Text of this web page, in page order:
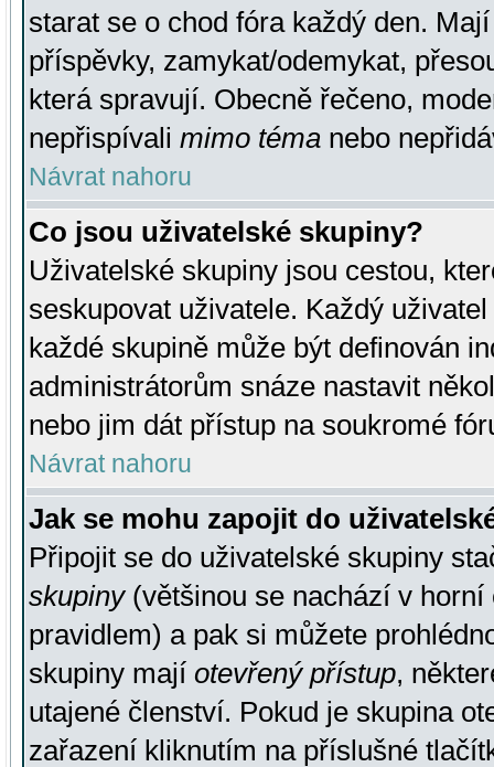
starat se o chod fóra každý den.
příspěvky, zamykat/odemykat,
která spravují. Obecně řečeno,
nepřispívali mimo téma nebo
Návrat nahoru
Co jsou uživatelské skupiny?
Uživatelské skupiny jsou cestou,
seskupovat uživatele. Každý
každé skupině může být definován
administrátorům snáze nastavit
nebo jim dát přístup na soukromé
Návrat nahoru
Jak se mohu zapojit do
Připojit se do uživatelské skupiny
skupiny(většinou se nachází v horní
pravidlem) a pak si můžete
skupiny mají otevřený přístup,
utajené členství. Pokud je skupina
zařazení kliknutím na příslušné